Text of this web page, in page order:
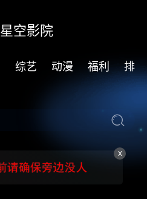
星空影院
综艺 动漫 福利 排
X